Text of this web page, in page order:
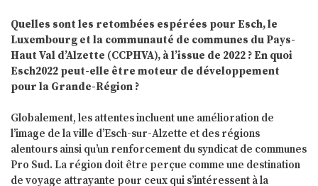
Quelles sont les retombées espérées pour Esch, le
Luxembourg et la communauté de communes du Pays-
Haut Val d’Alzette (CCPHVA), à l’issue de 2022 ? En quoi
Esch2022 peut-elle être moteur de développement
pour la Grande-Région ?
Globalement, les attentes incluent une amélioration de
l’image de la ville d’Esch-sur-Alzette et des régions
alentours ainsi qu’un renforcement du syndicat de communes
Pro Sud. La région doit être perçue comme une destination
de voyage attrayante pour ceux qui s’intéressent à la